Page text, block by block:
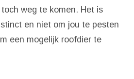
weg te komen. Het is
en niet om jou te pesten
een mogelijk roofdier te